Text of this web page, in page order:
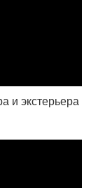
и экстерьера